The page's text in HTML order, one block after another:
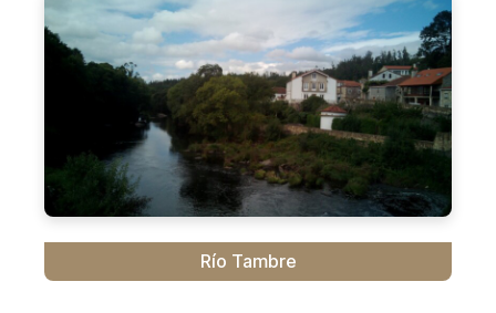
Río Tambre